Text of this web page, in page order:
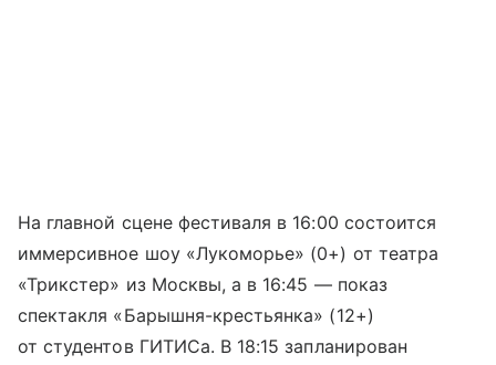
На главной сцене фестиваля в 16:00 состоится
иммерсивное шоу «Лукоморье» (0+) от театра
«Трикстер» из Москвы, а в 16:45 — показ
спектакля «Барышня-крестьянка» (12+)
от студентов ГИТИСа. В 18:15 запланирован